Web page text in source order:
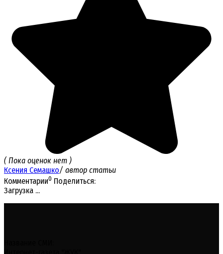
( Пока оценок нет )
Ксения Семашко/ автор статьи
Комментарии0 Поделиться:
Загрузка ...